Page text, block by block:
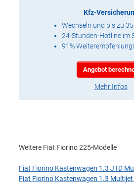
Kfz-
Wechseln und bis zu
24-Stunden-Hotline im
91%
Angebot
Mehr Infos
Weitere Fiat Fiorino 225-Modelle
Fiat Fiorino Kastenwagen 1.3 JTD
Fiat Fiorino Kastenwagen 1.3